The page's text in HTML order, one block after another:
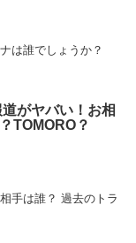
は誰でしょうか？
がヤバい！お相
TOMORO？
手は誰？ 過去のトラ